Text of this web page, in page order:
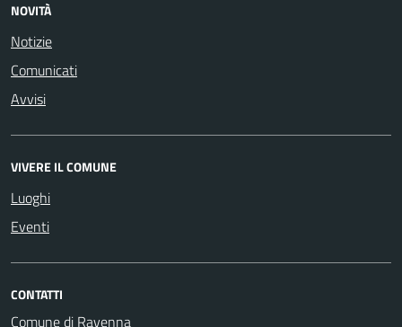
NOVITÀ
Notizie
Comunicati
Avvisi
VIVERE IL COMUNE
Luoghi
Eventi
CONTATTI
Comune di Ravenna